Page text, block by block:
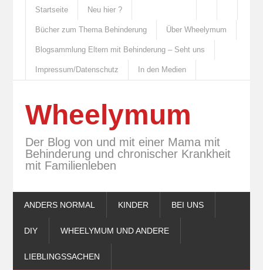
Startseite Neu hier ?
Bücher zum Thema Behinderung Über Wheelymum
Blogsammlung Eltern mit Behinderung – Seht uns
Impressum/Datenschutz In den Medien
Wheelymum
Der Blog von und mit einer Mama mit
Behinderung und chronischer Krankheit
mit Familienleben
ANDERS NORMAL KINDER BEI UNS
DIY WHEELYMUM UND ANDERE
LIEBLINGSSACHEN